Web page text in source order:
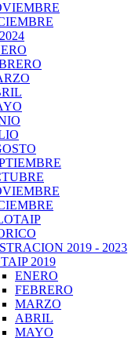
2019 - 2023
2019
ENERO
FEBRERO
MARZO
ABRIL
MAYO